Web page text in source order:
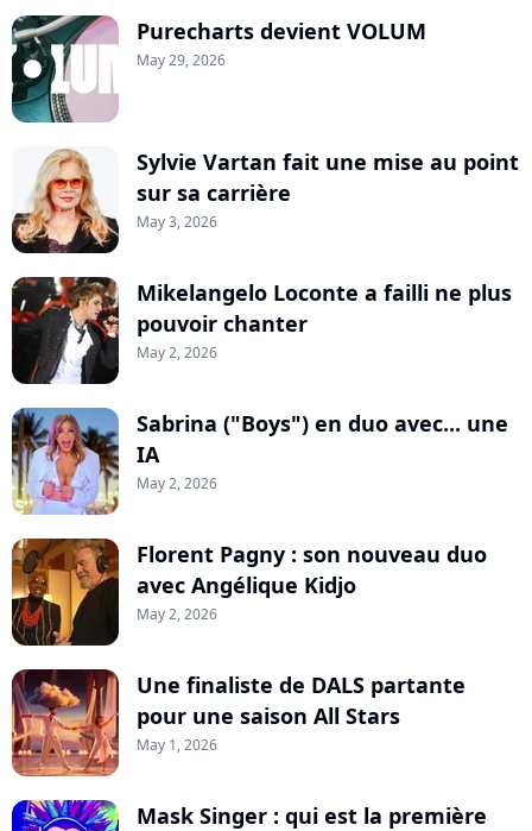
Purecharts devient VOLUM
May 29, 2026
Sylvie Vartan fait une mise au point
sur sa carrière
May 3, 2026
Mikelangelo Loconte a failli ne plus
pouvoir chanter
May 2, 2026
Sabrina ("Boys") en duo avec... une
IA
May 2, 2026
Florent Pagny : son nouveau duo
avec Angélique Kidjo
May 2, 2026
Une finaliste de DALS partante
pour une saison All Stars
May 1, 2026
Mask Singer : qui est la première